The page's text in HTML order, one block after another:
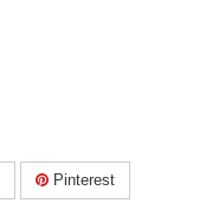
Pinterest